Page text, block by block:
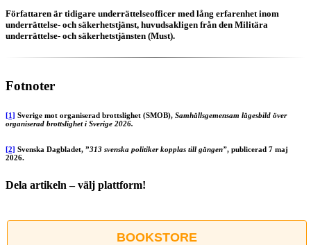
Författaren är tidigare underrättelseofficer med lång erfarenhet inom
underrättelse- och säkerhetstjänst, huvudsakligen från den Militära
underrättelse- och säkerhetstjänsten (Must).
Fotnoter
[1] Sverige mot organiserad brottslighet (SMOB), Samhällsgemensam lägesbild över
organiserad brottslighet i Sverige 2026.
[2] Svenska Dagbladet, ”313 svenska politiker kopplas till gängen”, publicerad 7 maj
2026.
Dela artikeln – välj plattform!
post
BOOKSTORE